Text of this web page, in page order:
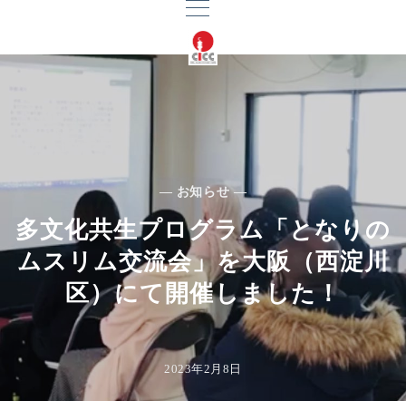
— お知らせ —
多文化共生プログラム「となりの
ムスリム交流会」を大阪（西淀川
区）にて開催しました！
2023年2月8日